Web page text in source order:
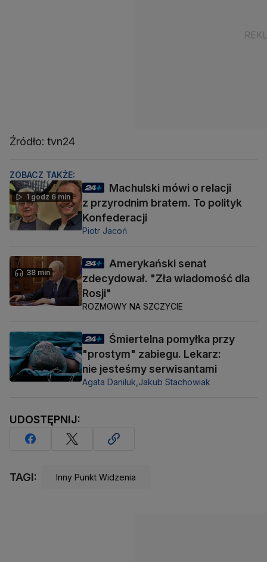
Źródło: tvn24
ZOBACZ TAKŻE:
1 godz 6 min
Machulski mówi o relacji
z przyrodnim bratem. To polityk
Konfederacji
Piotr Jacoń
38 min
Amerykański senat
zdecydował. "Zła wiadomość dla
Rosji"
ROZMOWY NA SZCZYCIE
Śmiertelna pomyłka przy
"prostym" zabiegu. Lekarz:
nie jesteśmy serwisantami
Agata Daniluk, Jakub Stachowiak
UDOSTĘPNIJ:
TAGI: Inny Punkt Widzenia